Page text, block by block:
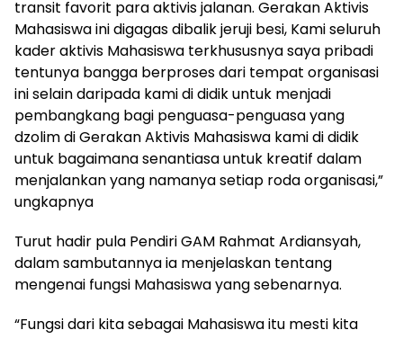
transit favorit para aktivis jalanan. Gerakan Aktivis
Mahasiswa ini digagas dibalik jeruji besi, Kami seluruh
kader aktivis Mahasiswa terkhususnya saya pribadi
tentunya bangga berproses dari tempat organisasi
ini selain daripada kami di didik untuk menjadi
pembangkang bagi penguasa-penguasa yang
dzolim di Gerakan Aktivis Mahasiswa kami di didik
untuk bagaimana senantiasa untuk kreatif dalam
menjalankan yang namanya setiap roda organisasi,”
ungkapnya
Turut hadir pula Pendiri GAM Rahmat Ardiansyah,
dalam sambutannya ia menjelaskan tentang
mengenai fungsi Mahasiswa yang sebenarnya.
“Fungsi dari kita sebagai Mahasiswa itu mesti kita